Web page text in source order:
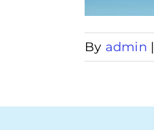
By admin |